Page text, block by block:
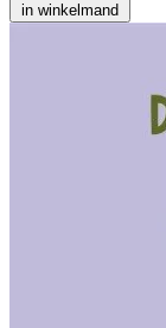
in winkelmand